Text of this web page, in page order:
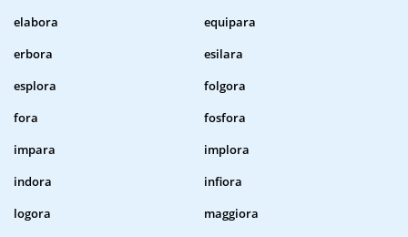
elabora
equipara
erbora
esilara
esplora
folgora
fora
fosfora
impara
implora
indora
infiora
logora
maggiora